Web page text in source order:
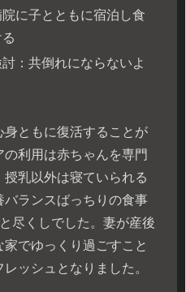
に子とともに宿泊し食
：共倒れにならないよ
身ともに復活することが
利用は赤ちゃんを専門
乳以外は寝ていられる
バランスばっちりの食事
尽くしでした。妻が産後
でゆっくり過ごすこと
ッシュとなりました。